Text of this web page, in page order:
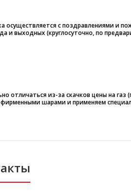
осуществляется с поздравлениями и
и выходных (круглосуточно, по
отличаться из-за скачков цены на
шарами и применяем